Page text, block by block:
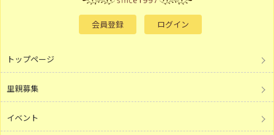
会員登録 ログイン
トップページ
里親募集
イベント